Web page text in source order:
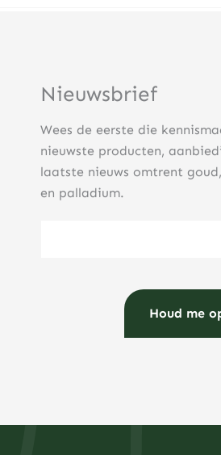
Nieuwsbrief
Wees de eerste die
nieuwste producten,
laatste nieuws omtrent
en palladium.